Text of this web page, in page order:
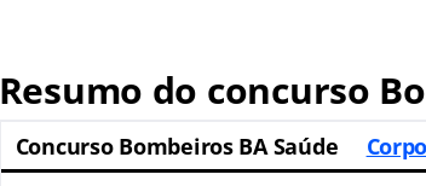
Resumo do concurso
Concurso Bombeiros BA Saúde